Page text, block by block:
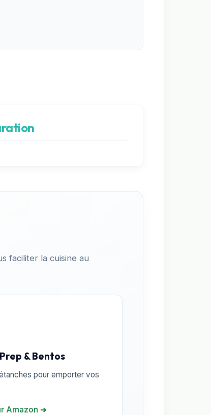
faciliter la cuisine au
& Bentos
pour emporter vos
Amazon ➔